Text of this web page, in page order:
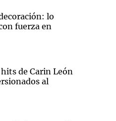
lo
fuerza en
hits de Carin León
al